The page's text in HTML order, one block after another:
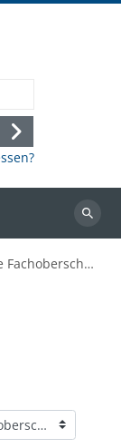
Anmelden
Kurse
Ein- und zweijährige Fachoberschule